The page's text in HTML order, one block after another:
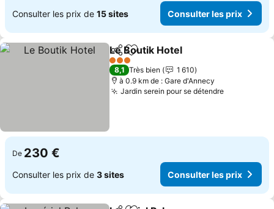
Consulter les prix de 15 sites Consulter les prix
PartagerAjouter à mes favoris
Le Boutik Hotel
3 Étoiles
8,1 Très bien
1 610
à 0.9 km de : Gare d'Annecy
Jardin serein pour se détendre
De 230 €
Consulter les prix de 3 sites Consulter les prix